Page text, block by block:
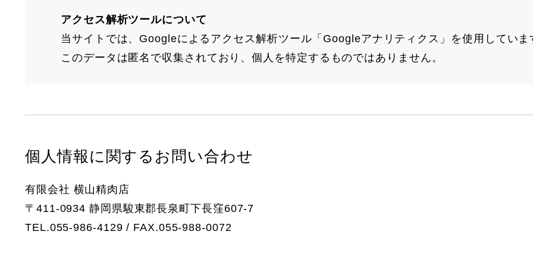
アクセス解析ツールについて
当サイトでは、Googleによるアクセス解析ツール「Googleアナリティクス」を使用していま
このデータは匿名で収集されており、個人を特定するものではありません。
個人情報に関するお問い合わせ
有限会社 横山精肉店
〒411-0934 静岡県駿東郡長泉町下長窪607-7
TEL.055-986-4129 / FAX.055-988-0072